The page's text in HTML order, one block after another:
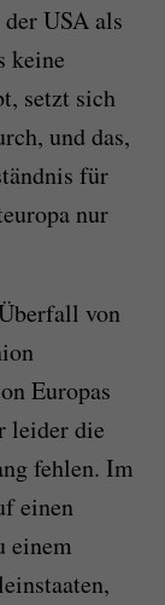
USA als
keine
setzt sich
und das,
für
nur
von
Europas
leider die
fehlen. Im
einen
einem